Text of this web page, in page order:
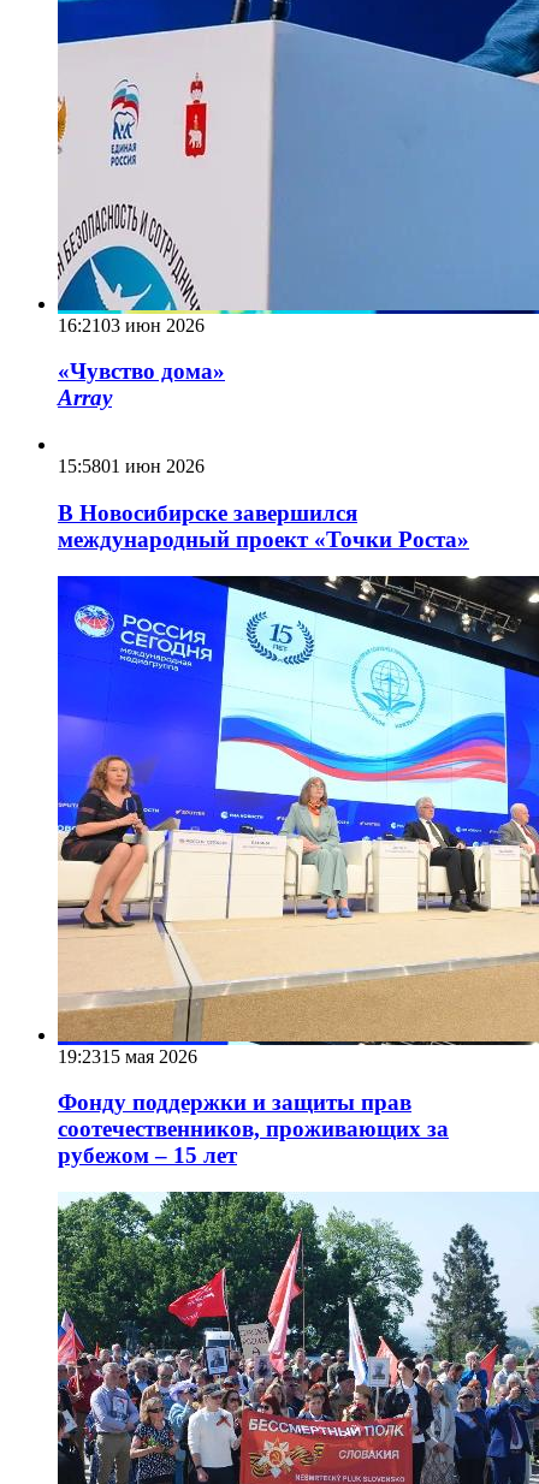
16:2103 июн 2026
«Чувство дома»
Array
15:5801 июн 2026
В Новосибирске завершился
международный проект «Точки Роста»
19:2315 мая 2026
Фонду поддержки и защиты прав
соотечественников, проживающих за
рубежом – 15 лет